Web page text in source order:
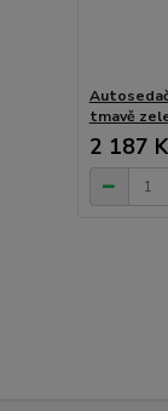
tmavě
2 187